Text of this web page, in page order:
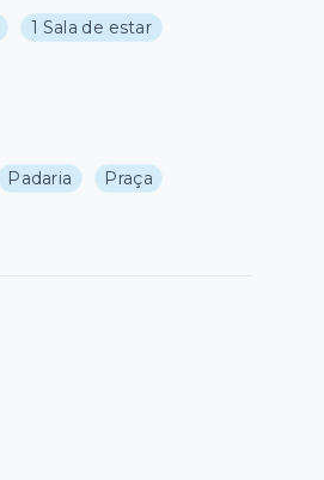
1 Sala de estar
Padaria
Praça